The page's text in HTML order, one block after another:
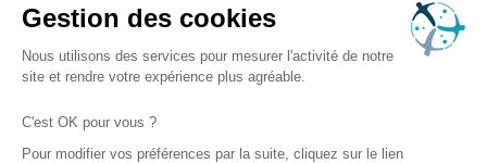
Gestion des cookies
Nous utilisons des services pour mesurer l'activité de notre
site et rendre votre expérience plus agréable.
C'est OK pour vous ?
Pour modifier vos préférences par la suite, cliquez sur le lien
Guide d’achat
Espace presse
Boutique en ligne